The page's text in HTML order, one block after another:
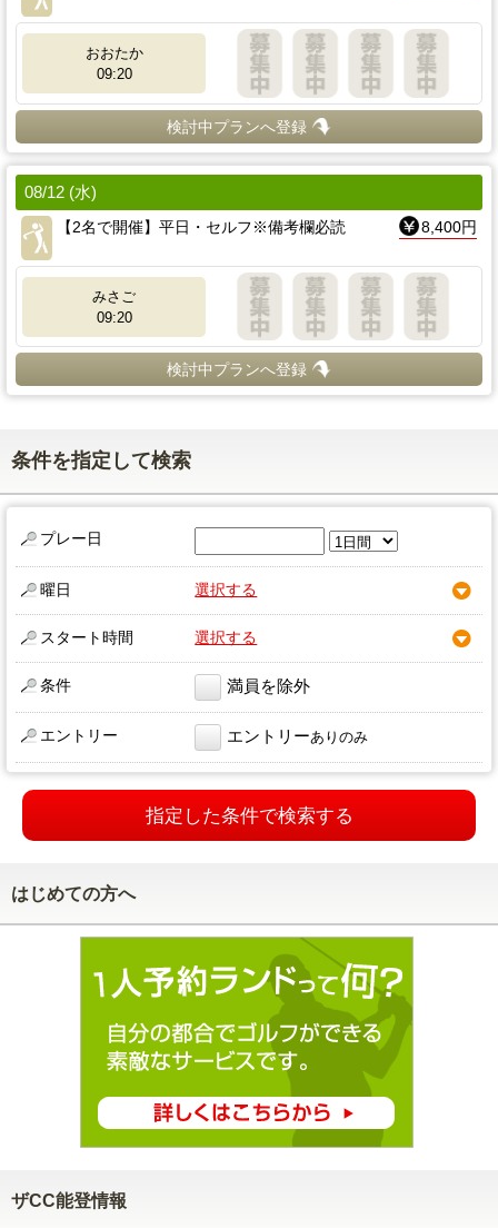
おおたか
09:20
検討中プランへ登録
08/12 (水)
【2名で開催】平日・セルフ※備考欄必読
8,400円
みさご
09:20
検討中プランへ登録
条件を指定して検索
プレー日
曜日 選択する
スタート時間 選択する
条件 満員を除外
エントリー エントリーありのみ
指定した条件で検索する
はじめての方へ
ザCC能登情報